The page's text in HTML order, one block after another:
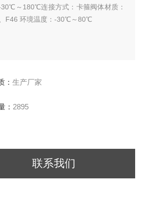
～180℃连接方式：卡箍阀体材质：
F46 环境温度：-30℃～80℃
： 生产厂家
： 2895
联系我们